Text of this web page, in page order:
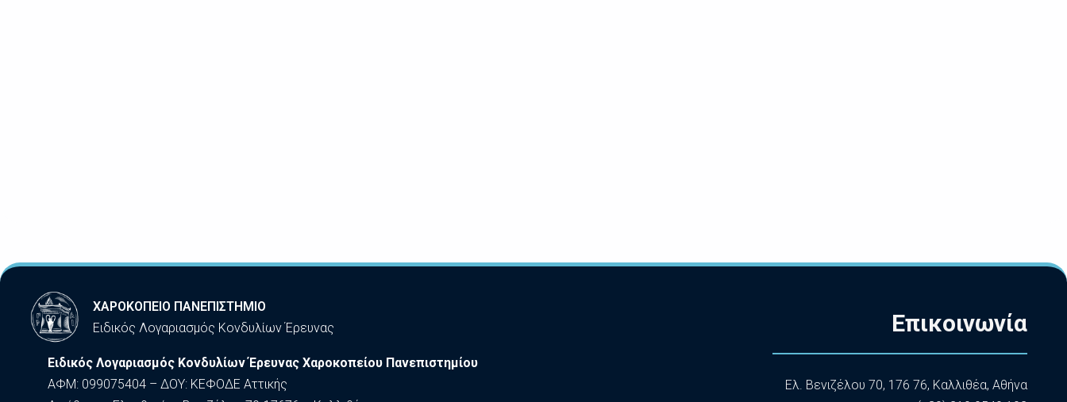
ΧΑΡΟΚΟΠΕΙΟ ΠΑΝΕΠΙΣΤΗΜΙΟ
Ειδικός Λογαριασμός Κονδυλίων Έρευνας
Ειδικός Λογαριασμός Κονδυλίων Έρευνας Χαροκοπείου Πανεπιστημίου
ΑΦΜ: 099075404 – ΔΟΥ: ΚΕΦΟΔΕ Αττικής
Επικοινωνία
Ελ. Βενιζέλου 70, 176 76, Καλλιθέα, Αθήνα